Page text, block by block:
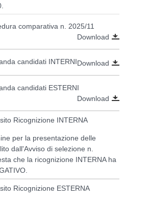
comparativa n. 2025/11
Download
candidati INTERNIDownload
candidati ESTERNI
Download
Ricognizione INTERNA
per la presentazione delle
dall'Avviso di selezione n.
che la ricognizione INTERNA ha
Ricognizione ESTERNA